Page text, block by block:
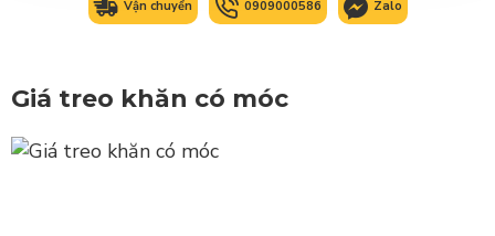
Vận chuyển 0909000586 Zalo
Giá treo khăn có móc